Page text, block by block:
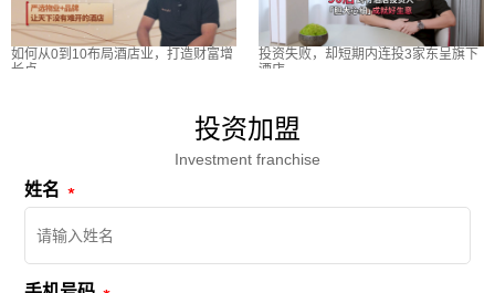
如何从0到10布局酒店业，打造财富增
长点
投资失败，却短期内连投3家东呈旗下
酒店
投资加盟
Investment franchise
姓名